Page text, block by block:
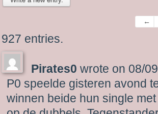
←
927 entries.
Pirates0wrote on 08/
P0 speelde gisteren avond
winnen beide hun single